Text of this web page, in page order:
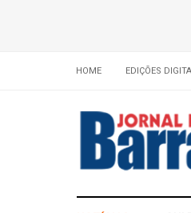
HOME EDIÇÕES